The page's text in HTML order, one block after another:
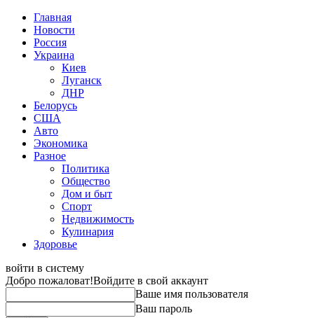
Главная
Новости
Россия
Украина
Киев
Луганск
ДНР
Белорусь
США
Авто
Экономика
Разное
Политика
Общество
Дом и быт
Спорт
Недвижимость
Кулинария
Здоровье
войти в систему
Добро пожаловат!Войдите в свой аккаунт
Ваше имя пользователя
Ваш пароль